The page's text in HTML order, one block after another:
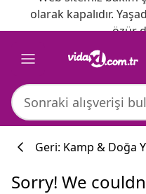
olarak kapalıdır.
özür
Geri: Kamp & Doğa
Sorry! We